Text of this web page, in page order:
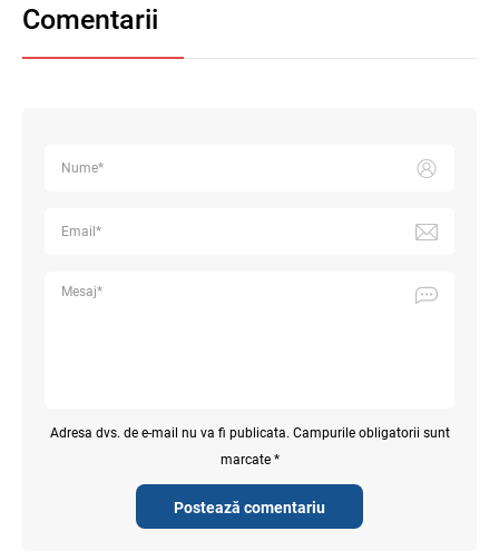
Comentarii
Postează comentariu
Adresa dvs. de e-mail nu va fi publicata. Campurile obligatorii sunt
marcate *